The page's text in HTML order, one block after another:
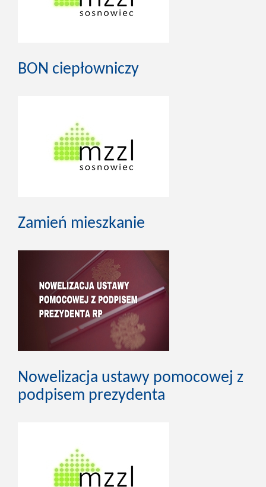
BON ciepłowniczy
Zamień mieszkanie
Nowelizacja ustawy pomocowej z
podpisem prezydenta